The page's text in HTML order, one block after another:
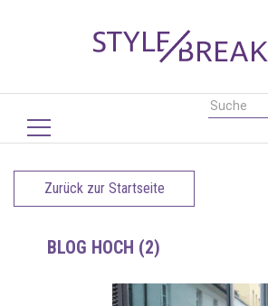
Zurück zur Startseite
BLOG HOCH (2)